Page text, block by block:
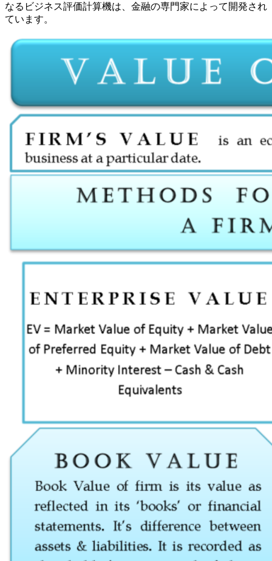
なるビジネス評価計算機は、金融の専門家によって開発され
ています。